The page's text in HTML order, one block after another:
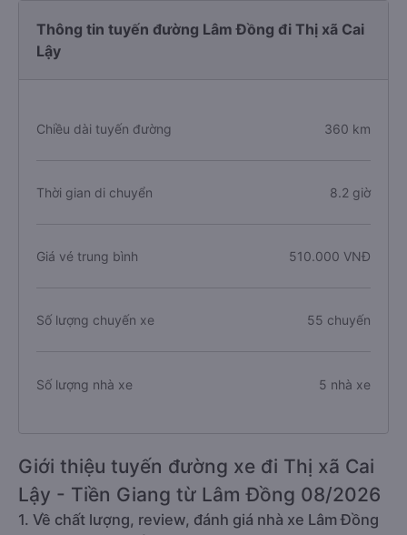
Thông tin tuyến đường Lâm Đồng đi Thị xã Cai
Lậy
Chiều dài tuyến đường 360 km
Thời gian di chuyển 8.2 giờ
Giá vé trung bình 510.000 VNĐ
Số lượng chuyến xe 55 chuyến
Số lượng nhà xe 5 nhà xe
Giới thiệu tuyến đường xe đi Thị xã Cai
Lậy - Tiền Giang từ Lâm Đồng 08/2026
1. Về chất lượng, review, đánh giá nhà xe Lâm Đồng